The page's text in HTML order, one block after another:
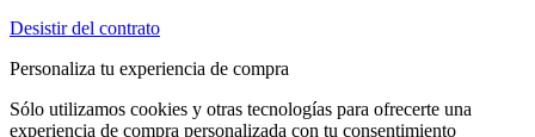
Desistir del contrato
Personaliza tu experiencia de compra
Sólo utilizamos cookies y otras tecnologías para ofrecerte una
experiencia de compra personalizada con tu consentimiento